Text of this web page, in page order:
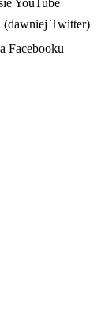
YouTube
(dawniej Twitter)
Facebooku